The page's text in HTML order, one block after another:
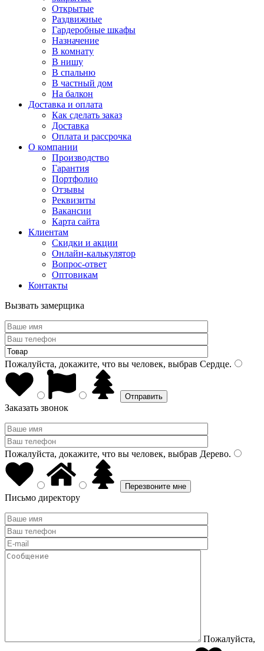
Открытые
Раздвижные
Гардеробные шкафы
Назначение
В комнату
В нишу
В спальню
В частный дом
На балкон
Доставка и оплата
Как сделать заказ
Доставка
Оплата и рассрочка
О компании
Производство
Гарантия
Портфолио
Отзывы
Реквизиты
Вакансии
Карта сайта
Клиентам
Скидки и акции
Онлайн-калькулятор
Вопрос-ответ
Оптовикам
Контакты
Вызвать замерщика
Пожалуйста, докажите, что вы человек, выбрав Сердце.
Заказать звонок
Пожалуйста, докажите, что вы человек, выбрав Дерево.
Письмо директору
Пожалуйста,